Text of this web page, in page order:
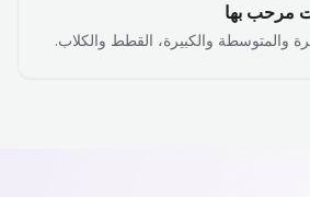
مرحب بها
والمتوسطة والكبيرة، القطط والكلاب.